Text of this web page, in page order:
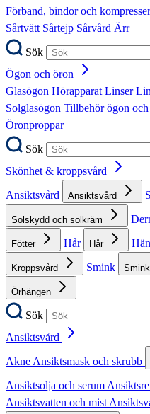
Förband, bindor och
Sårtvätt Sårtejp Sårvård Ärr
Sök
Ögon och öron
Glasögon HörapparatLinser
Solglasögon Tillbehör ögon
Öronproppar
Sök
Skönhet & kroppsvård
Ansiktsvård
Ansiktsvård
Solskydd och solkräm
Fötter Hår Hår
Kroppsvård Smink Smink
Örhängen
Sök
Ansiktsvård
AkneAnsiktsmask och skrubb
Ansiktsolja och serum
Ansiktsvatten och mist